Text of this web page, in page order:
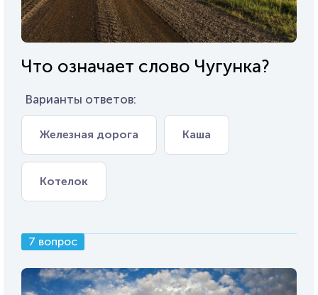
Что означает слово Чугунка?
Варианты ответов:
Железная дорога Каша
Котелок
7 вопрос